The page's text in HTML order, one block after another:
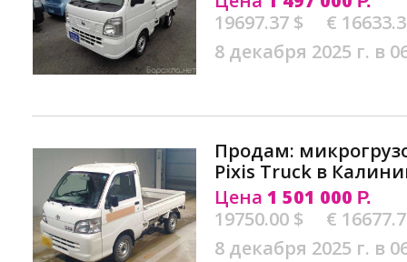
19697.37 $
€
8 декабря 2025 г. в
Продам:
Pixis Truck в
Цена 1 501 000 Р.
19750.00 $
€
8 декабря 2025 г. в